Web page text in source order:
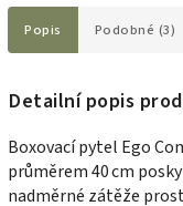
Popis Podobné (3)
Detailní popis
Boxovací pytel Ego
průměrem 40 cm
nadměrné zátěže